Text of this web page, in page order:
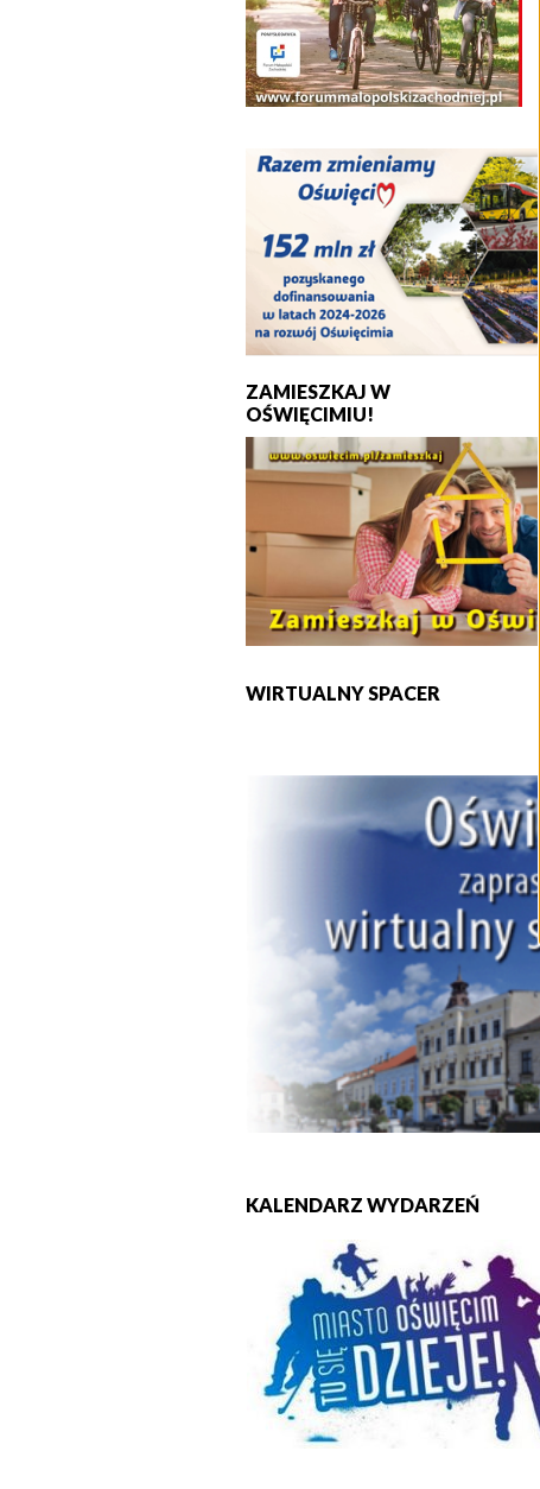
ZAMIESZKAJ W
OŚWIĘCIMIU!
WIRTUALNY SPACER
KALENDARZ WYDARZEŃ